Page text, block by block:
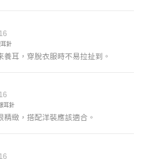
針
耳，穿脫衣服時不易拉扯到。
耳針
緻，搭配洋裝應該適合。